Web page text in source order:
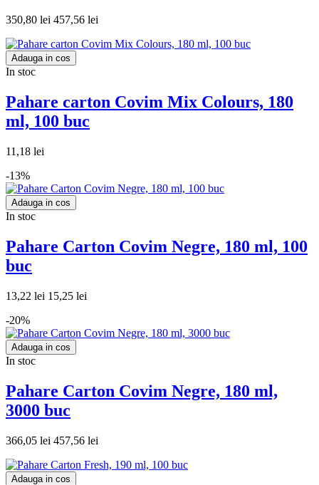
350,80 lei 457,56 lei
Adauga in cos
In stoc
Pahare carton Covim Mix Colours, 180
ml, 100 buc
11,18 lei
-13%
Adauga in cos
In stoc
Pahare Carton Covim Negre, 180 ml, 100
buc
13,22 lei 15,25 lei
-20%
Adauga in cos
In stoc
Pahare Carton Covim Negre, 180 ml,
3000 buc
366,05 lei 457,56 lei
Adauga in cos